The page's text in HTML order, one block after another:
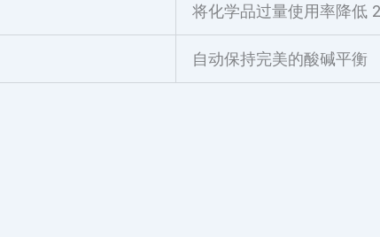
将化学品过量使用率降低
自动保持完美的酸碱平衡